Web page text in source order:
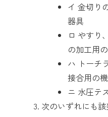
イ 金切り
器具
ロ やすり
の加工用
ハ トーチ
接合用の
ニ 水圧テ
次のいずれにも